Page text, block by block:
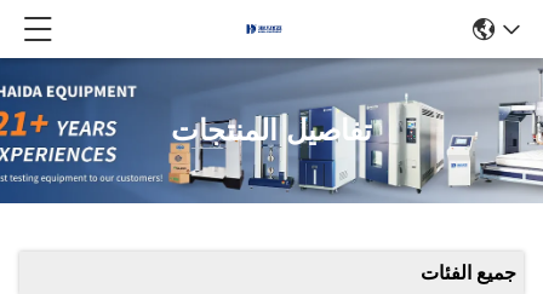
تفاصيل المنتجات
جميع الفئات